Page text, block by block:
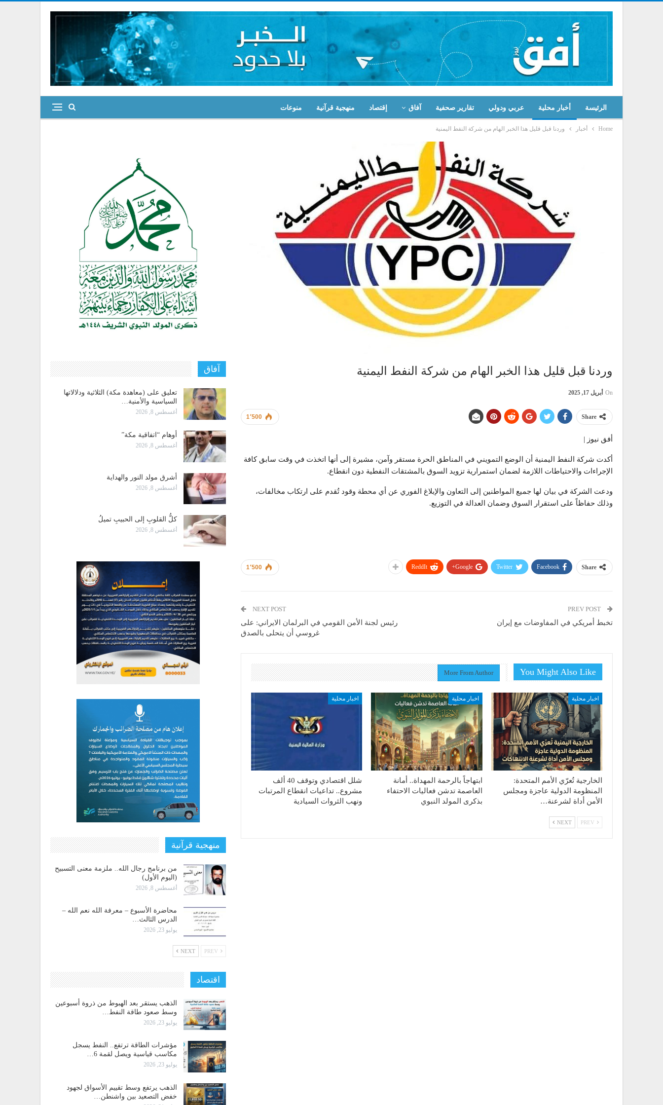
الرئيسة أخبار محلية عربي ودولي تقارير صحفية آفاق إقتصاد منهجية قرآنية منوعات
Home أخبار وردنا قبل قليل هذا الخبر الهام من شركة النفط اليمنية
وردنا قبل قليل هذا الخبر الهام من شركة النفط اليمنية
On أبريل 17, 2025
1٬500 Share
أفق نيوز |
أكدت شركة النفط اليمنية أن الوضع التمويني في المناطق الحرة مستقر وآمن، مشيرة إلى أنها اتخذت في وقت سابق كافة
الإجراءات والاحتياطات اللازمة لضمان استمرارية تزويد السوق بالمشتقات النفطية دون انقطاع.
ودعت الشركة في بيان لها جميع المواطنين إلى التعاون والإبلاغ الفوري عن أي محطة وقود تُقدم على ارتكاب مخالفات،
وذلك حفاظاً على استقرار السوق وضمان العدالة في التوزيع.
1٬500 Share
Facebook
Twitter
Google+
ReddIt
تخبط أمريكي في المفاوضات مع إيران
NEXT POST
رئيس لجنة الأمن القومي في البرلمان الايراني: على
غروسي أن يتحلى بالصدق
You Might Also Like
More From Author
اخبار محلية
الخارجية تُعرّي الأمم المتحدة:
المنظومة الدولية عاجزة ومجلس
الأمن أداة لشرعنة…
اخبار محلية
ابتهاجاً بالرحمة المهداة.. أمانة
العاصمة تدشن فعاليات الاحتفاء
بذكرى المولد النبوي
اخبار محلية
شلل اقتصادي وتوقف 40 ألف
مشروع.. تداعيات انقطاع المرتبات
ونهب الثروات السيادية
NEXT
آفاق
تعليق على (معاهدة مكة) الثلاثية ودلالاتها
السياسية والأمنية…
أغسطس 8, 2026
أوهام “اتفاقية مكة”
أغسطس 8, 2026
أشرق مولد النور والهداية
أغسطس 8, 2026
كلُّ القلوبِ إلى الحبيبِ تميلُ
أغسطس 8, 2026
منهجية قرآنية
من برنامج رجال الله.. ملزمة معنى التسبيح
(اليوم الأول)
أغسطس 8, 2026
محاضرة الأسبوع – معرفة الله نعم الله –
الدرس الثالث…
يوليو 23, 2026
NEXT
اقتصاد
الذهب يستقر بعد الهبوط من ذروة أسبوعين
وسط صعود طاقة النفط…
يوليو 23, 2026
مؤشرات الطاقة ترتفع.. النفط يسجل
مكاسب قياسية ويصل لقمة 6…
يوليو 23, 2026
الذهب يرتفع وسط تقييم الأسواق لجهود
خفض التصعيد بين واشنطن…